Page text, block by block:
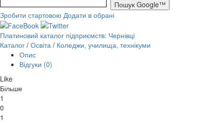
Зробити стартовою Додати в обрані
Платиновий каталог підприємств: Чернівці
Каталог / Освіта / Коледжи, училища, технікуми
Опис
Відгуки (0)
Like
Більше
1
0
1